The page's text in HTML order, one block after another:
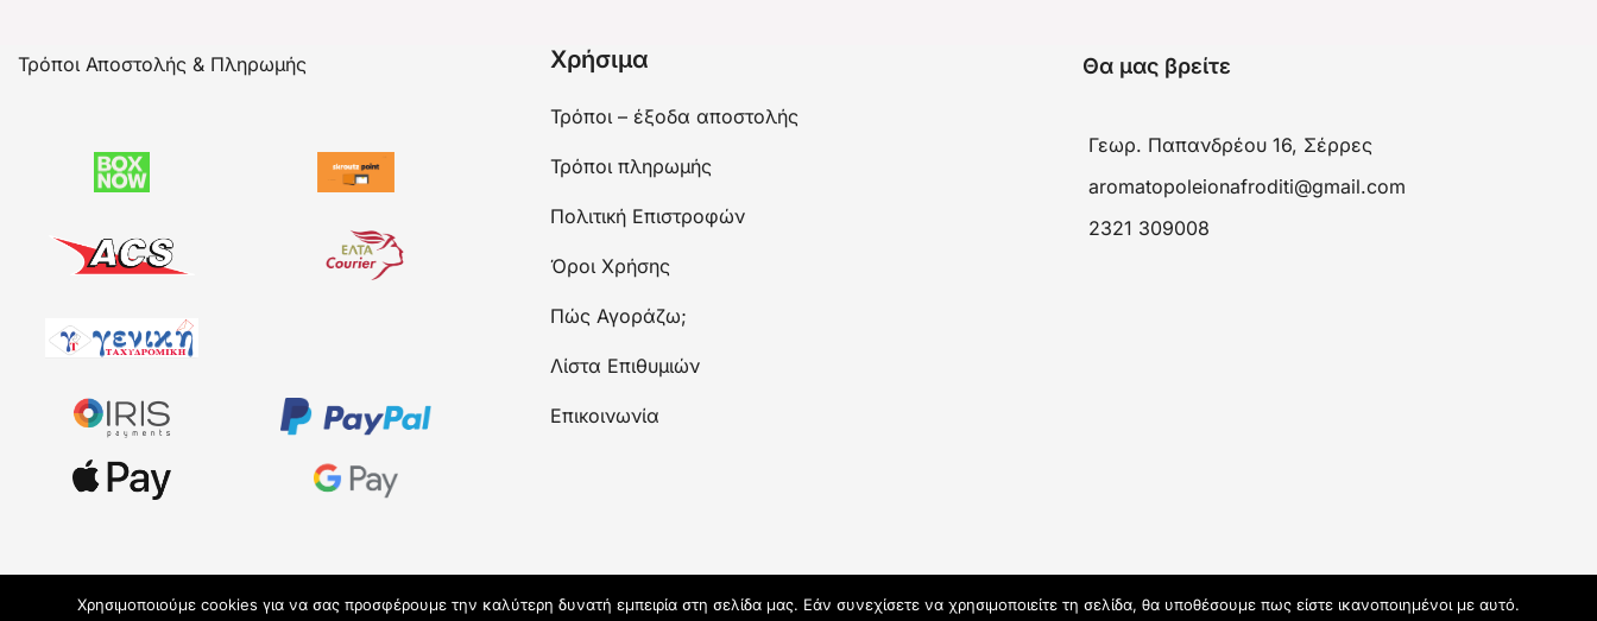
Τρόποι Αποστολής & Πληρωμής Χρήσιμα
Τρόποι – έξοδα αποστολής
Τρόποι πληρωμής
Πολιτική Επιστροφών
Όροι Χρήσης
Πώς Αγοράζω;
Λίστα Επιθυμιών
Επικοινωνία
Θα μας βρείτε
Γεωρ. Παπανδρέου 16, Σέρρες
aromatopoleionafroditi@gmail.com
2321 309008
Χρησιμοποιούμε cookies για να σας προσφέρουμε την καλύτερη δυνατή εμπειρία στη σελίδα μας. Εάν συνεχίσετε να χρησιμοποιείτε τη σελίδα, θα υποθέσουμε πως είστε ικανοποιημένοι με αυτό.